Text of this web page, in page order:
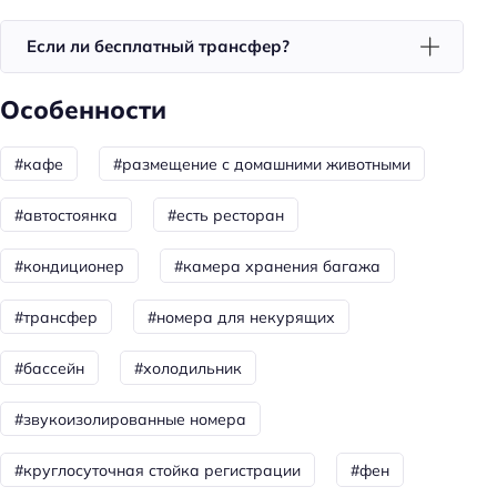
Красивый вид из окна
Утюг
Холодильник
Номера со звукоизоляцией
Уборка
Бассейн
Кол-во бассейнов: 1
Спорт и развлечения
Терраса
Бассейн
Площадка для пикника
Если ли бесплатный трансфер?
Особенности
#кафе #размещение с домашними животными
#автостоянка #есть ресторан
#кондиционер #камера хранения багажа
#трансфер #номера для некурящих
#бассейн #холодильник
#звукоизолированные номера
#круглосуточная стойка регистрации #фен